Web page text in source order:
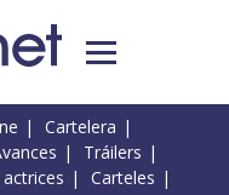
Cartelera
Tráilers
Carteles